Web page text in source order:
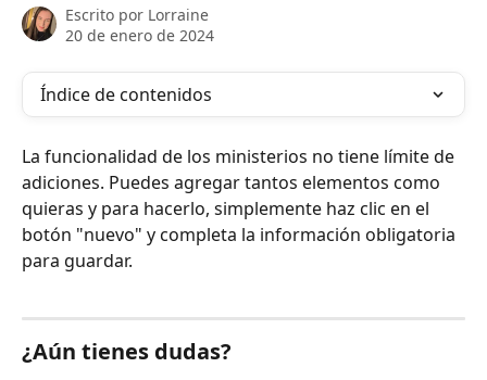
Escrito por Lorraine
20 de enero de 2024
Índice de contenidos
La funcionalidad de los ministerios no tiene límite de
adiciones. Puedes agregar tantos elementos como
quieras y para hacerlo, simplemente haz clic en el
botón "nuevo" y completa la información obligatoria
para guardar.
¿Aún tienes dudas?